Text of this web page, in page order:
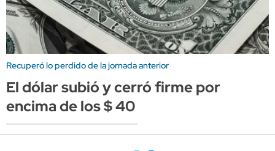
Recuperó lo perdido de la jornada anterior
El dólar subió y cerró firme por
encima de los $ 40